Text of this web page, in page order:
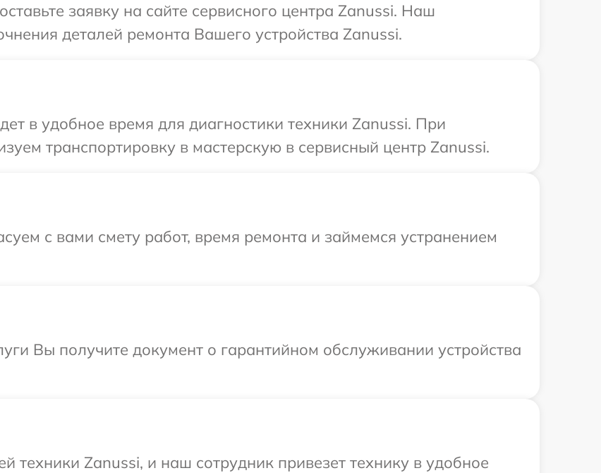
заявку на сайте сервисного центра Zanussi. Наш
деталей ремонта Вашего устройства Zanussi.
в удобное время для диагностики техники Zanussi. При
транспортировку в мастерскую в сервисный центр Zanussi.
с вами смету работ, время ремонта и займемся устранением
Вы получите документ о гарантийном обслуживании устройства
Zanussi, и наш сотрудник привезет технику в удобное